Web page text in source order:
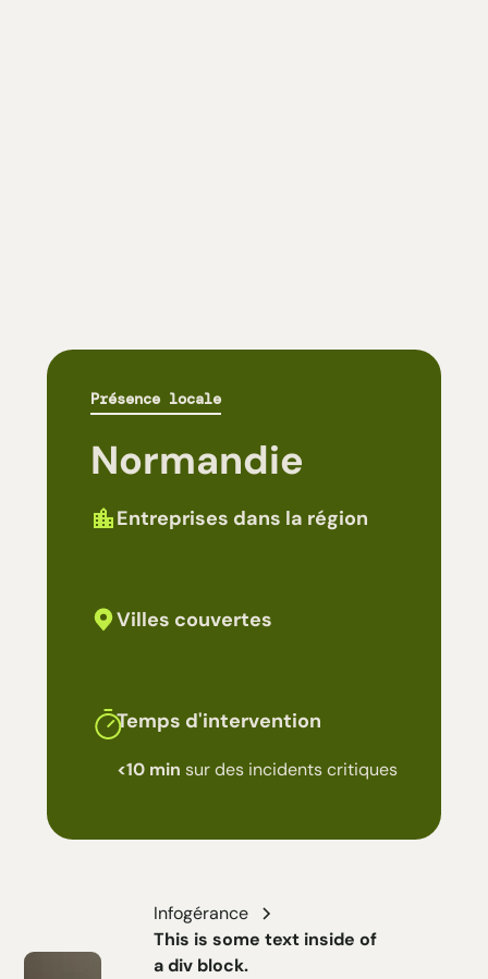
Présence locale
Normandie
Entreprises dans la région
Villes couvertes
Temps d'intervention
<10 min sur des incidents critiques
Infogérance
This is some text inside of
a div block.